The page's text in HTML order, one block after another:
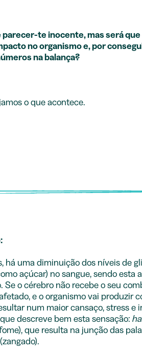
te inocente, mas será
no organismo e, por
na balança?
o que acontece.
há uma diminuição dos níveis de
açúcar) no sangue, sendo esta
Se o cérebro não recebe o seu
e o organismo vai produzir
num maior cansaço, stress e
descreve bem esta sensação:
que resulta na junção das